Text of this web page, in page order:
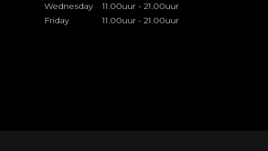
Wednesday
11.00uur - 21.00uur
Friday
11.00uur - 21.00uur